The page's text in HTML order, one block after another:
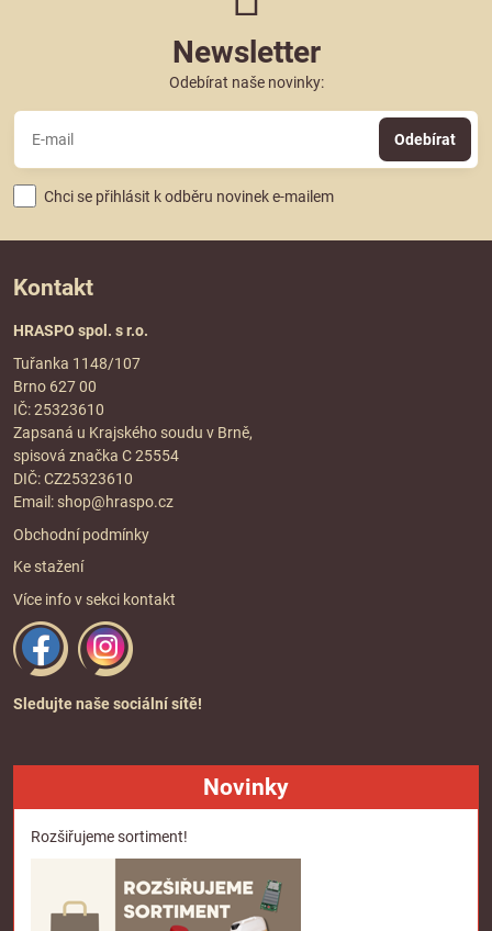
Newsletter
Odebírat naše novinky:
Odebírat
Chci se přihlásit k odběru novinek e-mailem
Kontakt
HRASPO spol. s r.o.
Tuřanka 1148/107
Brno 627 00
IČ: 25323610
Zapsaná u Krajského soudu v Brně,
spisová značka C 25554
DIČ: CZ25323610
Email: shop@hraspo.cz
Obchodní podmínky
Ke stažení
Více info v sekci kontakt
Sledujte naše sociální sítě!
Novinky
Rozšiřujeme sortiment!